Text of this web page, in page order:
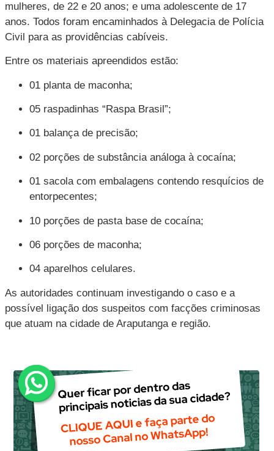
mulheres, de 22 e 20 anos; e uma adolescente de 17
anos. Todos foram encaminhados à Delegacia de Polícia
Civil para as providências cabíveis.
Entre os materiais apreendidos estão:
01 planta de maconha;
05 raspadinhas “Raspa Brasil”;
01 balança de precisão;
02 porções de substância análoga à cocaína;
01 sacola com embalagens contendo resquícios de
entorpecentes;
10 porções de pasta base de cocaína;
06 porções de maconha;
04 aparelhos celulares.
As autoridades continuam investigando o caso e a
possível ligação dos suspeitos com facções criminosas
que atuam na cidade de Araputanga e região.